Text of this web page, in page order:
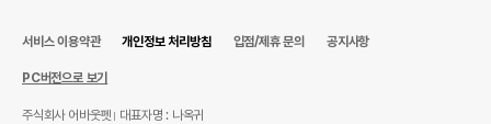
서비스 이용약관 개인정보 처리방침 입점/제휴 문의 공지사항
PC버전으로 보기
주식회사 어바웃펫
대표자명 : 나옥귀